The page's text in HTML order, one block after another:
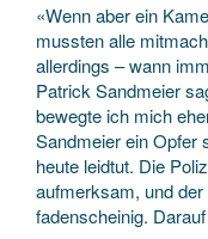
«Wenn aber ein
mussten alle
allerdings – wann
Patrick Sandmeier
bewegte ich mich
Sandmeier ein Opfer
heute leidtut. Die
aufmerksam, und
fadenscheinig.